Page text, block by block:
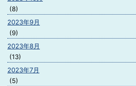
(8)
2023年9月
(9)
2023年8月
(13)
2023年7月
(5)